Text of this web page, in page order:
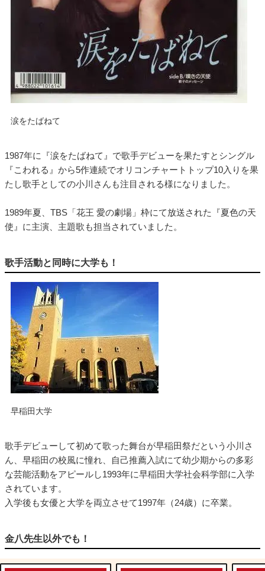
涙をたばねて
1987年に『涙をたばねて』で歌手デビューを果たすとシングル
『こわれる』から5作連続でオリコンチャートトップ10入りを果
たし歌手としての小川さんも注目される様になりました。
1989年夏、TBS「花王 愛の劇場」枠にて放送された『夏色の天
使』に主演、主題歌も担当されていました。
歌手活動と同時に大学も！
早稲田大学
歌手デビューして初めて歌った舞台が早稲田祭だという小川さ
ん、早稲田の校風に憧れ、自己推薦入試にて幼少期からの多彩
な芸能活動をアピールし1993年に早稲田大学社会科学部に入学
されています。
入学後も女優と大学を両立させて1997年（24歳）に卒業。
金八先生以外でも！